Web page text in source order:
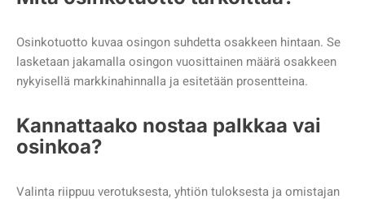
Osinkotuotto kuvaa osingon suhdetta osakkeen hintaan. Se
lasketaan jakamalla osingon vuosittainen määrä osakkeen
nykyisellä markkinahinnalla ja esitetään prosentteina.
Kannattaako nostaa palkkaa vai
osinkoa?
Valinta riippuu verotuksesta, yhtiön tuloksesta ja omistajan